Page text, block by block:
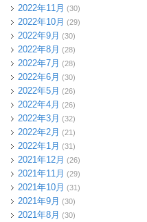
2022年11月 (30)
2022年10月 (29)
2022年9月 (30)
2022年8月 (28)
2022年7月 (28)
2022年6月 (30)
2022年5月 (26)
2022年4月 (26)
2022年3月 (32)
2022年2月 (21)
2022年1月 (31)
2021年12月 (26)
2021年11月 (29)
2021年10月 (31)
2021年9月 (30)
2021年8月 (30)